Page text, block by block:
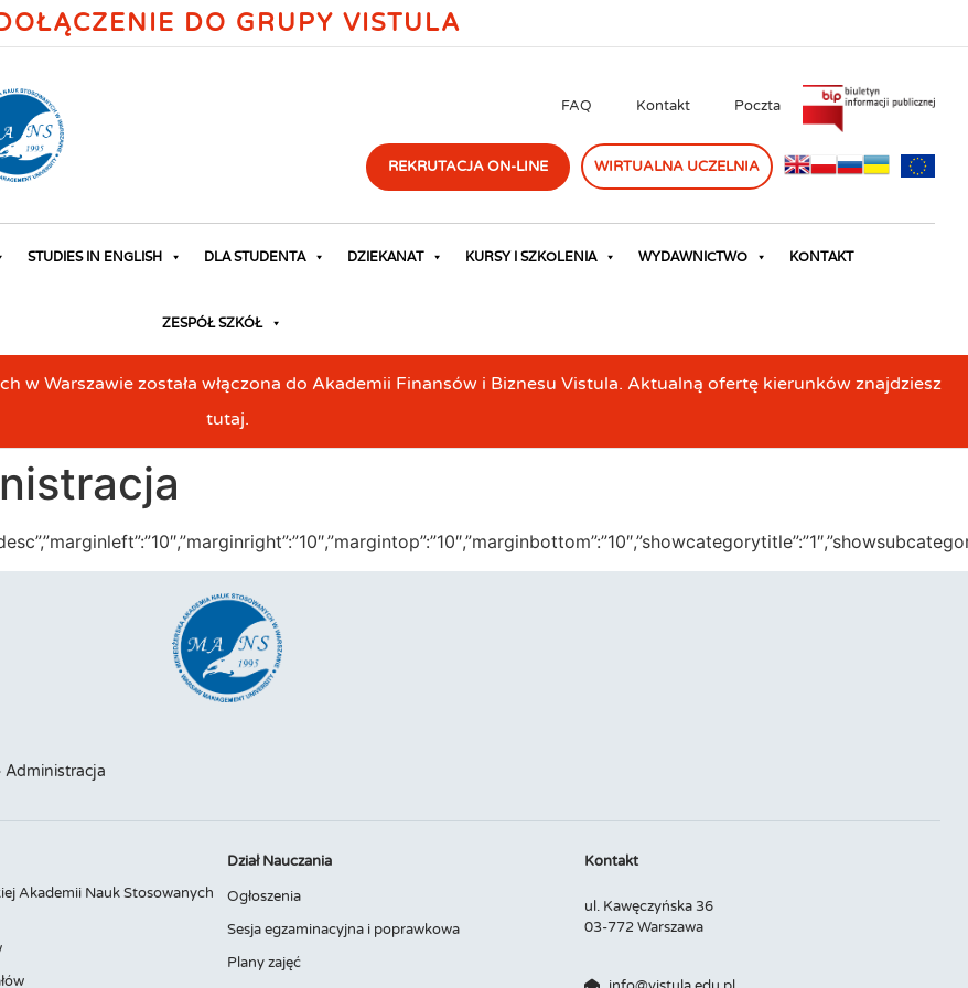
DO GRUPY VISTULA
FAQ Kontakt Poczta
REKRUTACJA ON-LINE WIRTUALNA UCZELNIA
STUDIES IN ENGLISH DLA STUDENTA DZIEKANAT KURSY I SZKOLENIA WYDAWNICTWO KONTAKT
ZESPÓŁ SZKÓŁ
w Warszawie została włączona do Akademii Finansów i Biznesu Vistula. Aktualną ofertę kierunków znajdziesz
tutaj.
Administracja
Akademii Nauk Stosowanych
Dział Nauczania
Ogłoszenia
Sesja egzaminacyjna i poprawkowa
Plany zajęć
Kontakt
ul. Kawęczyńska 36
03-772 Warszawa